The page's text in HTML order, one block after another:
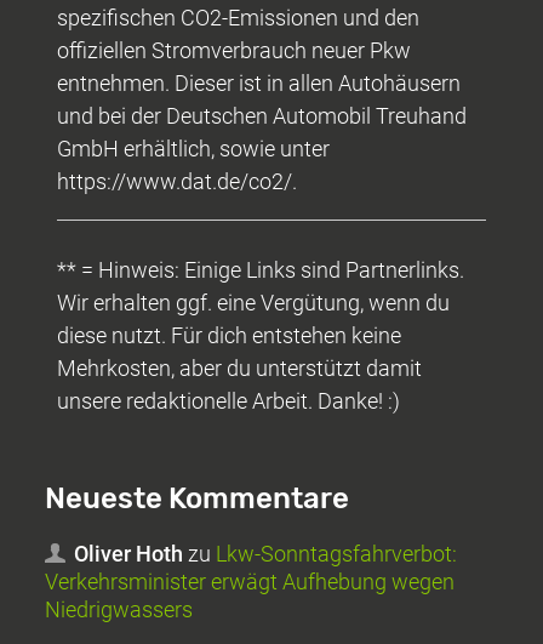
spezifischen CO2-Emissionen und den
offiziellen Stromverbrauch neuer Pkw
entnehmen. Dieser ist in allen Autohäusern
und bei der Deutschen Automobil Treuhand
GmbH erhältlich, sowie unter
https://www.dat.de/co2/.
** = Hinweis: Einige Links sind Partnerlinks.
Wir erhalten ggf. eine Vergütung, wenn du
diese nutzt. Für dich entstehen keine
Mehrkosten, aber du unterstützt damit
unsere redaktionelle Arbeit. Danke! :)
Neueste Kommentare
Oliver Hoth zu Lkw-Sonntagsfahrverbot:
Verkehrsminister erwägt Aufhebung wegen
Niedrigwassers